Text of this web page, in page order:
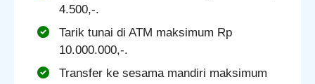
4.500,-.
Tarik tunai di ATM maksimum Rp
10.000.000,-.
Transfer ke sesama mandiri maksimum